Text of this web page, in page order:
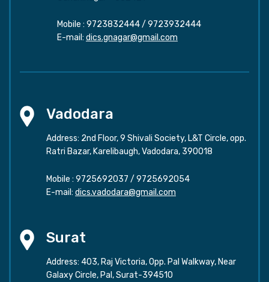
Mobile : 9723832444/ 9723932444
E-mail: dics.gnagar@gmail.com
Vadodara
Address: 2nd Floor, 9 Shivali Society, L&T Circle, opp.
Ratri Bazar, Karelibaugh, Vadodara, 390018
Mobile : 9725692037 / 9725692054
E-mail: dics.vadodara@gmail.com
Surat
Address: 403, Raj Victoria, Opp. Pal Walkway, Near
Galaxy Circle, Pal, Surat-394510